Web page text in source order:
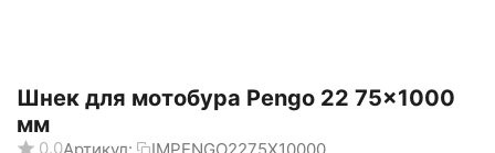
Шнек для мотобура Pengo 22 75x1000
мм
0.0Артикул: IMPENGO2275X10000